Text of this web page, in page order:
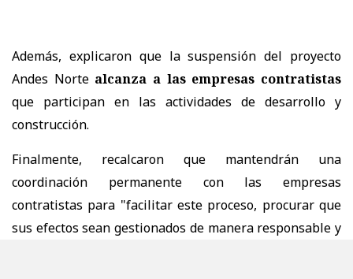
Además, explicaron que la suspensión del proyecto
Andes Norte alcanza a las empresas contratistas
que participan en las actividades de desarrollo y
construcción.
Finalmente, recalcaron que mantendrán una
coordinación permanente con las empresas
contratistas para "facilitar este proceso, procurar que
sus efectos sean gestionados de manera responsable y